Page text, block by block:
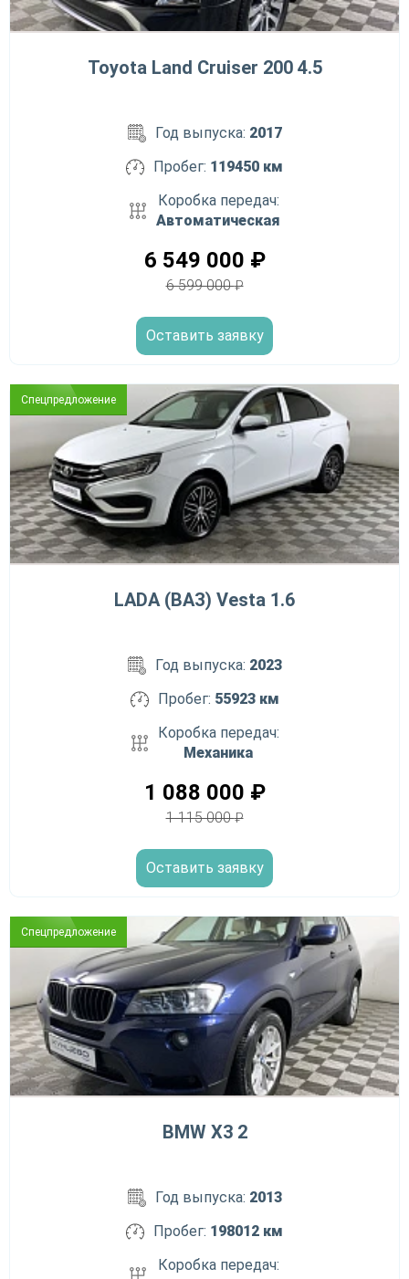
Toyota Land Cruiser 200 4.5
Год выпуска: 2017
Пробег: 119450 км
Коробка передач:
Автоматическая
6 549 000 ₽
6 599 000₽
Оставить заявку
Спецпредложение
LADA (ВАЗ) Vesta 1.6
Год выпуска: 2023
Пробег: 55923 км
Коробка передач:
Механика
1 088 000 ₽
1 115 000₽
Оставить заявку
Спецпредложение
BMW X3 2
Год выпуска: 2013
Пробег: 198012 км
Коробка передач: